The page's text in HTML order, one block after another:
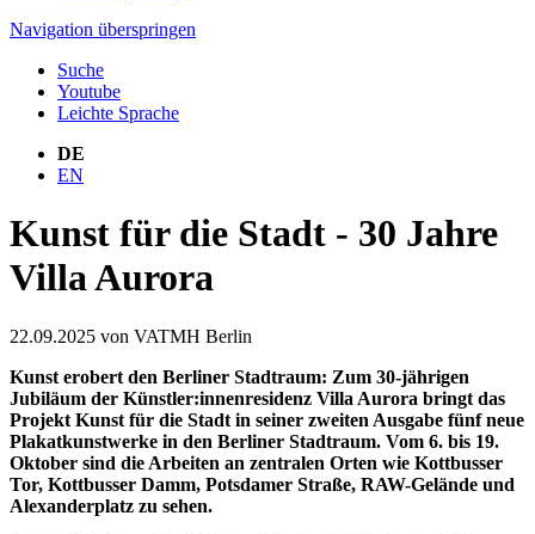
Navigation überspringen
Suche
Youtube
Leichte Sprache
DE
EN
Kunst für die Stadt - 30 Jahre
Villa Aurora
22.09.2025 von VATMH Berlin
Kunst erobert den Berliner Stadtraum: Zum 30-jährigen
Jubiläum der Künstler:innenresidenz Villa Aurora bringt das
Projekt Kunst für die Stadt in seiner zweiten Ausgabe fünf neue
Plakatkunstwerke in den Berliner Stadtraum. Vom 6. bis 19.
Oktober sind die Arbeiten an zentralen Orten wie Kottbusser
Tor, Kottbusser Damm, Potsdamer Straße, RAW-Gelände und
Alexanderplatz zu sehen.